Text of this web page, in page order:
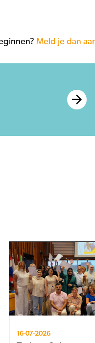
Meld je dan
16-07-2026